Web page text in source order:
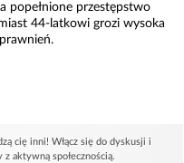
popełnione przestępstwo
44-latkowi grozi wysoka
cię inni! Włącz się do dyskusji i
aktywną społecznością.